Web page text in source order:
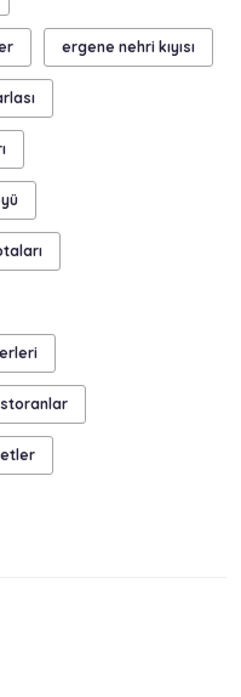
ergene nehri kıyısı